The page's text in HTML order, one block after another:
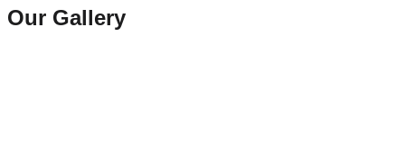
Our Gallery